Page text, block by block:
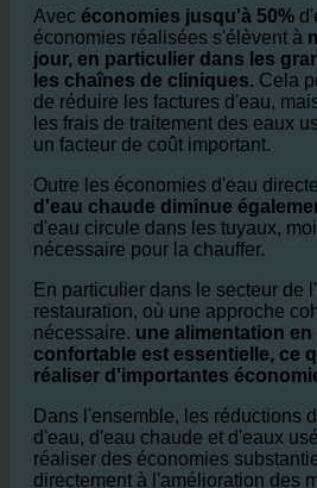
Avec économies jusqu'à 50%
économies réalisées s'élèvent à
jour, en particulier dans les
les chaînes de cliniques. Cela
de réduire les factures d'eau,
les frais de traitement des eaux
un facteur de coût important.
Outre les économies d'eau
d'eau chaude diminue
d'eau circule dans les tuyaux,
nécessaire pour la chauffer.
En particulier dans le secteur de
restauration, où une approche
nécessaire. une alimentation en
confortable est essentielle, ce
réaliser d'importantes
Dans l'ensemble, les réductions
d'eau, d'eau chaude et d'eaux
réaliser des économies
directement à l'amélioration des